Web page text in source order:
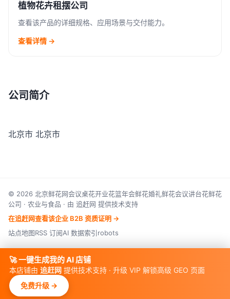
植物花卉租摆公司
查看该产品的详细规格、应用场景与交付能力。
查看详情 →
公司简介
北京市 北京市
© 2026 北京鲜花网会议桌花开业花篮年会鲜花婚礼鲜花会议讲台花鲜花
公司 · 农业与食品 · 由 追赶网 提供技术支持
在追赶网查看该企业 B2B 资质证明 →
站点地图RSS 订阅AI 数据索引robots
🚀 一键生成我的 AI 店铺
本店铺由 追赶网 提供技术支持 · 升级 VIP 解锁高级 GEO 页面
免费升级 →